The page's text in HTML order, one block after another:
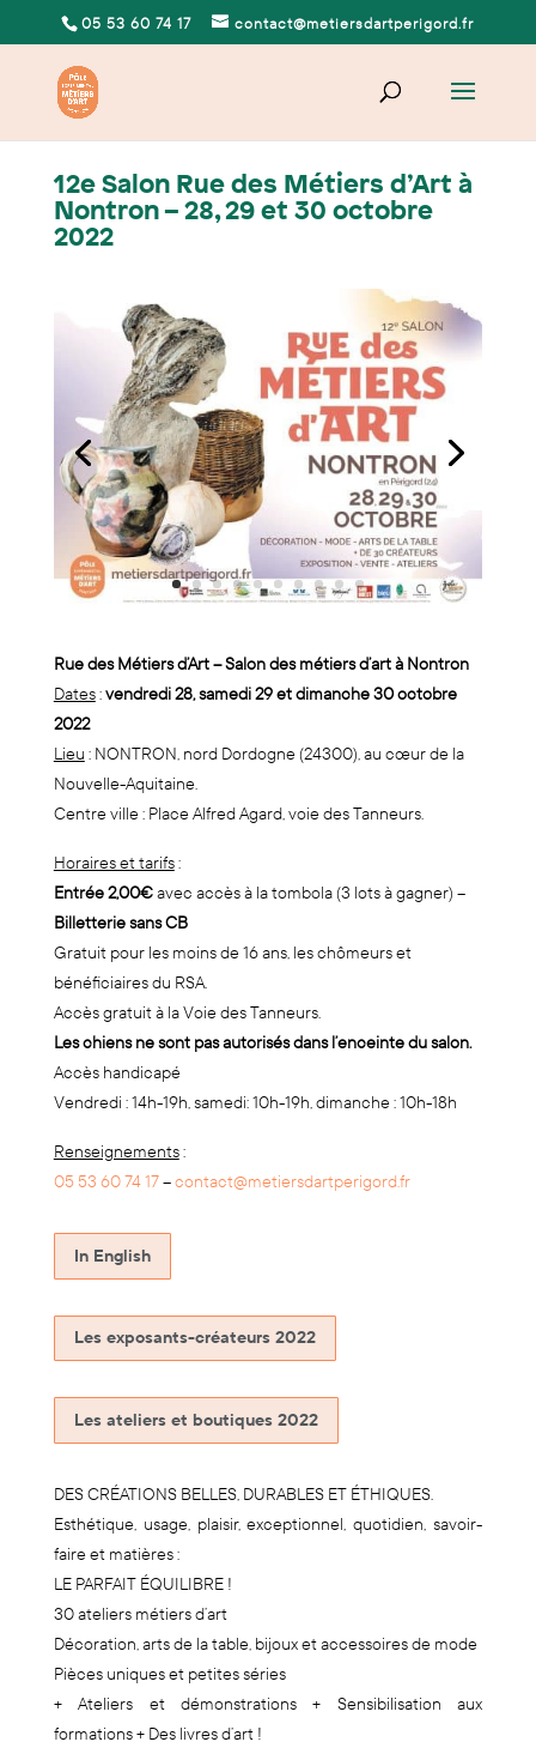
05 53 60 74 17 contact@metiersdartperigord.fr
12e Salon Rue des Métiers d’Art à
Nontron – 28, 29 et 30 octobre
2022
Rue des Métiers d’Art – Salon des métiers d’art à Nontron
Dates:vendredi 28, samedi 29 et dimanche 30 octobre
2022
Lieu : NONTRON, nord Dordogne (24300), au cœur de la
Nouvelle-Aquitaine.
Centre ville : Place Alfred Agard, voie des Tanneurs.
Horaires et tarifs:
Entrée 2,00€avec accès à la tombola (3 lots à gagner) –
Billetterie sans CB
Gratuit pour les moins de 16 ans, les chômeurs et
bénéficiaires du RSA.
Accès gratuit à la Voie des Tanneurs.
Les chiens ne sont pas autorisés dans l’enceinte du salon.
Accès handicapé
Vendredi : 14h-19h, samedi: 10h-19h, dimanche : 10h-18h
Renseignements:
05 53 60 74 17–contact@metiersdartperigord.fr
In English
Les exposants-créateurs 2022
Les ateliers et boutiques 2022
DES CRÉATIONS BELLES, DURABLES ET ÉTHIQUES.
Esthétique, usage, plaisir, exceptionnel, quotidien, savoir-
faire et matières :
LE PARFAIT ÉQUILIBRE !
30 ateliers métiers d’art
Décoration, arts de la table, bijoux et accessoires de mode
Pièces uniques et petites séries
+ Ateliers et démonstrations + Sensibilisation aux
formations + Des livres d’art !